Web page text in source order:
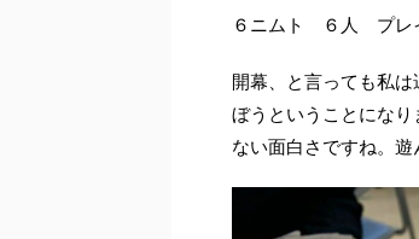
６ニムト ６人 プレ
開幕、と言っても私
ぼうということにな
ない面白さですね。遊